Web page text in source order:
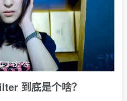
到底是个啥？